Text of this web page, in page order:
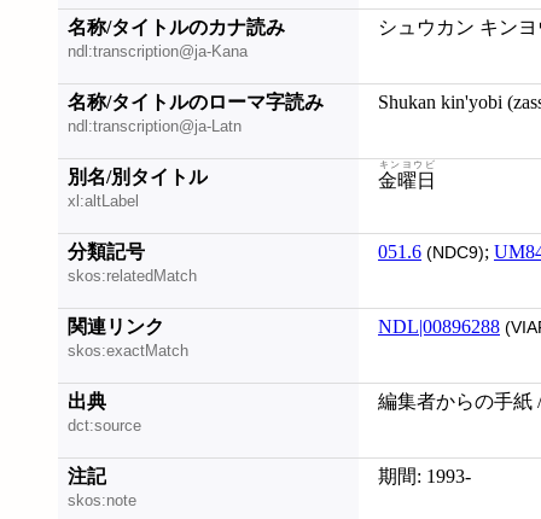
名称/タイトルのカナ読み
ndl:transcription@ja-Kana
シュウカン キン
名称/タイトルのローマ字読み
ndl:transcription@ja-Latn
Shukan kin'yobi
別名/別タイトル
xl:altLabel
金曜日
キンヨウビ
分類記号
skos:relatedMatch
051.6 (NDC9);
関連リンク
skos:exactMatch
NDL|00896288
出典
dct:source
編集者からの手紙
注記
skos:note
期間: 1993-